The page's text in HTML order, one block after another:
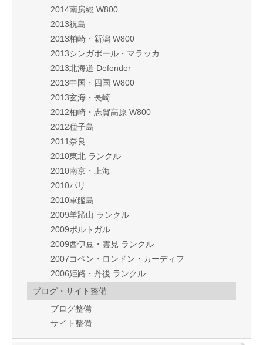
2014南房総 W800
2013祝島
2013柏崎・新潟 W800
2013シンガポール・マラッカ
2013北海道 Defender
2013中国・四国 W800
2013玄海・長崎
2012柏崎・志賀高原 W800
2012種子島
2011奈良
2010東北 ランクル
2010南京・上海
2010パリ
2010軍艦島
2009羊蹄山 ランクル
2009ポルトガル
2009西伊豆・雲見 ランクル
2007コペン・ロンドン・カーディフ
2006姫路・丹後 ランクル
ブログ・サイト整備
ブログ整備
サイト整備